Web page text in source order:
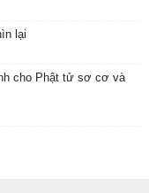
lại
cho Phật tử sơ cơ và